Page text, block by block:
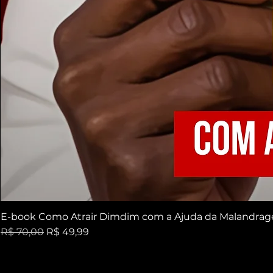
E-book Como Atrair Dimdim com a Ajuda da
Preço normal
R$ 70,00 Preço promocional
R$ 49,99